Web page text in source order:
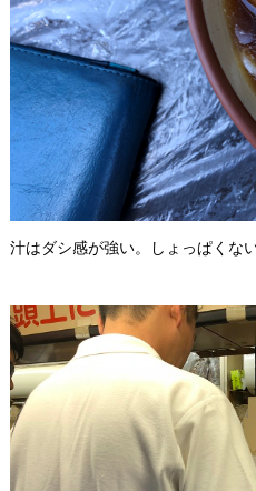
汁はダシ感が強い。しょっぱくな